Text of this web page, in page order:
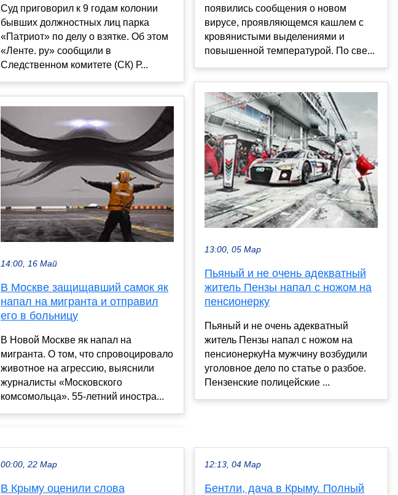
Суд приговорил к 9 годам колонии
бывших должностных лиц парка
«Патриот» по делу о взятке. Об этом
«Ленте. ру» сообщили в
Следственном комитете (СК) Р...
14:00, 16 Май
В Москве защищавший самок як
напал на мигранта и отправил
его в больницу
В Новой Москве як напал на
мигранта. О том, что спровоцировало
животное на агрессию, выяснили
журналисты «Московского
комсомольца». 55-летний иностра...
появились сообщения о новом
вирусе, проявляющемся кашлем с
кровянистыми выделениями и
повышенной температурой. По све...
13:00, 05 Мар
Пьяный и не очень адекватный
житель Пензы напал с ножом на
пенсионерку
Пьяный и не очень адекватный
житель Пензы напал с ножом на
пенсионеркуНа мужчину возбудили
уголовное дело по статье о разбое.
Пензенские полицейские ...
00:00, 22 Мар
В Крыму оценили слова
12:13, 04 Мар
Бентли, дача в Крыму. Полный